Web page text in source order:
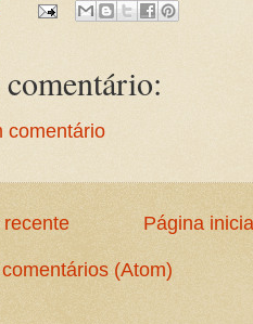
comentário
Página
(Atom)